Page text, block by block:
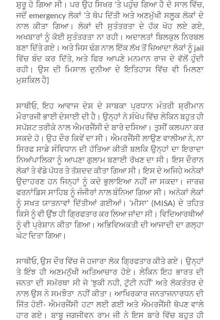
ਸ਼ੁਰੂ ਹੋ ਗਿਆ ਸੀ। ਪਰ ਉਹ ਸਿਖਰ ‘ਤੇ ਪਹੁੰਚ ਗਿਆ ਹੈ ਦੋ ਸਾਲ ਵਿੱਚ,
ਜਦੋਂ emergency ਲੋਕਾਂ ‘ਤੇ ਥੋਪ ਦਿੱਤੀ ਅਤੇ ਅਣਮੁੱਖੀ ਸਲੂਕ ਲੋਕਾਂ ਦੇ
ਨਾਲ ਕੀਤਾ ਗਿਆ। ਲੋਕਾਂ ਦੀ ਸੁਤੰਤਰਤਾ ਦੇ ਹੱਕ ਖੋਹ ਲਏ ਗਏ,
ਅਖਬਾਰਾਂ ਨੂੰ ਕੋਈ ਸੁਤੰਤਰਤਾ ਨਾ ਰਹੀ। ਅਦਾਲਤਾਂ ਬਿਲਕੁਲ ਨਿਰਬਲ
ਬਣਾ ਦਿੱਤੇ ਗਏ। ਅਤੇ ਜਿਸ ਢੰਗ ਨਾਲ ਇੱਕ ਲੱਖ ਤੋਂ ਜ਼ਿਆਦਾ ਲੋਕਾਂ ਨੂੰ jail
ਵਿੱਚ ਬੰਦ ਕਰ ਦਿੱਤੇ, ਅਤੇ ਫਿਰ ਆਪਣੇ ਮਨਮਾਨ ਰਾਜ ਦੇ ਵੱਲੋਂ ਹੁੰਦੀ
ਰਹੀ। ਉਸ ਦੀ ਮਿਸਾਲ ਦੁਨੀਆ ਦੇ ਇਤਿਹਾਸ ਵਿੱਚ ਵੀ ਮਿਲਣਾ
ਮੁਸ਼ਕਿਲ ਹੈ]
ਸਾਥੀਓ, ਇਹ ਆਵਾਜ ਦੇਸ਼ ਦੇ ਸਾਬਕਾ ਪ੍ਰਧਾਨ ਮੰਤਰੀ ਸ਼੍ਰੀਮਾਨ
ਮੌਰਾਰਜੀ ਭਾਈ ਦੇਸਾਈ ਦੀ ਹੈ। ਉਨ੍ਹਾਂ ਨੇ ਸੰਖੇਪ ਵਿੱਚ ਲੇਕਿਨ ਬਹੁਤ ਹੀ
ਸਪੱਸ਼ਟ ਤਰੀਕੇ ਨਾਲ ਐਮਰਜੈਂਸੀ ਦੇ ਬਾਰੇ ਦਸਿਆ। ਤੁਸੀਂ ਕਲਪਨਾ ਕਰ
ਸਕਦੇ ਹੋ। ਉਹ ਦੌਰ ਕਿਵੇਂ ਦਾ ਸੀ। ਐਮਰਜੈਂਸੀ ਲਾਉਣ ਵਾਲੀਆ ਨੇ, ਨਾ
ਸਿਰਫ ਸਾਡੇ ਸੰਵਿਧਾਨ ਦੀ ਹੱਤਿਆ ਕੀਤੀ ਬਲਕਿ ਉਨ੍ਹਾਂ ਦਾ ਇਰਾਦਾ
ਨਿਆਂਪਾਲਿਕਾ ਨੂੰ ਆਪਣਾ ਗੁਲਾਮ ਬਣਾਈ ਰੱਖਣ ਦਾ ਸੀ। ਇਸ ਦੌਰਾਨ
ਲੋਕਾਂ ਤੇ ਵੱਡੇ ਪੱਧਰ ਤੇ ਤੱਸ਼ਦਦ ਕੀਤਾ ਗਿਆ ਸੀ। ਇਸ ਦੇ ਅਜਿਹੇ ਅਨੇਕਾਂ
ਉਦਾਹਰਣ ਹਨ ਜਿਨ੍ਹਾਂ ਨੂੰ ਕਦੇ ਭੁਲਾਇਆ ਨਹੀਂ ਜਾ ਸਕਦਾ। ਜਾਰਜ਼
ਫਰਨਾਂਡਿਸ ਸਾਹਿਬ ਨੂੰ ਜੰਜੀਰਾਂ ਨਾਲ ਬੰਨਿਆ ਗਿਆ ਸੀ। ਅਨੇਕਾਂ ਲੋਕਾਂ
ਨੂੰ ਸਖਤ ਯਾਤਨਾਵਾਂ ਦਿੱਤੀਆਂ ਗਈਆਂ। ‘ਮੀਸਾ’ (MISA) ਦੇ ਤਹਿਤ
ਕਿਸੇ ਨੂੰ ਵੀ ਉਂਝ ਹੀ ਗ੍ਰਿਫਤਾਰ ਕਰ ਲਿਆ ਜਾਂਦਾ ਸੀ। ਵਿਦਿਆਰਥੀਆਂ
ਨੂੰ ਵੀ ਪ੍ਰੇਸ਼ਾਨ ਕੀਤਾ ਗਿਆ। ਅਭਿਵਿਅਕਤੀ ਦੀ ਆਜਾਦੀ ਦਾ ਗਲ੍ਹਾ
ਘੋਟ ਦਿਤਾ ਗਿਆ।
ਸਾਥੀਓ, ਉਸ ਦੌਰ ਵਿੱਚ ਜੋ ਹਜਾਰਾ ਲੋਕ ਗ੍ਰਿਫਤਾਰ ਕੀਤੇ ਗਏ। ਉਨ੍ਹਾਂ
ਤੇ ਇੰਝ ਹੀ ਅਣਮਨੁੱਖੀ ਅਤਿਆਚਾਰ ਹੋਏ। ਲੇਕਿਨ ਇਹ ਭਾਰਤ ਦੀ
ਜਨਤਾ ਦੀ ਸਮੱਰਥਾ ਸੀ ਜੋ ‘ਝੁਕੀ ਨਹੀ, ਟੁੱਟੀ ਨਹੀਂ’ ਅਤੇ ਲੋਕਤੰਤਰ ਦੇ
ਨਾਲ ਉਸ ਨੇ ਸਮਝੌਤਾ ਨਹੀਂ ਕੀਤਾ। ਆਖਿਰਕਾਰ ਜਨਤਾਜਨਾਰਧਨ ਦੀ
ਜਿੱਤ ਹੋਈ- ਐਮਰਜੈਂਸੀ ਹਟਾ ਲਈ ਗਈ ਅਤੇ ਐਮਰਜੈਂਸੀ ਥੋਪਣ ਵਾਲੇ
ਹਾਰ ਗਏ। ਬਾਬੂ ਜਗਜੀਵਨ ਰਾਮ ਜੀ ਨੇ ਇਸ ਬਾਰੇ ਵਿੱਚ ਬਹੁਤ ਹੀ